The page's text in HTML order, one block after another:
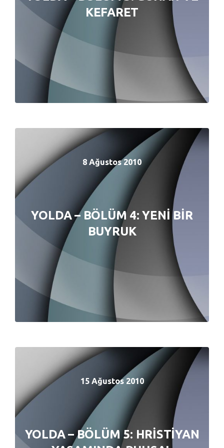
KEFARET
KEFARET
8 Ağustos 2010
YOLDA – BÖLÜM 4: YENİ BİR
BUYRUK
8 Ağustos 2010
YOLDA – BÖLÜM 4: YENİ BİR
BUYRUK
15 Ağustos 2010
YOLDA – BÖLÜM 5: HRİSTİYAN
15 Ağustos 2010
YOLDA – BÖLÜM 5: HRİSTİYAN